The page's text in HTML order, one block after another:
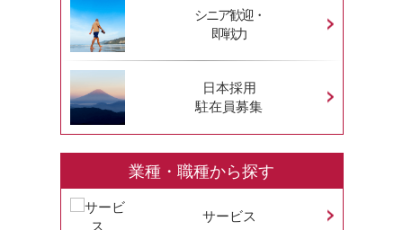
シニア歓迎・
即戦力
日本採用
駐在員募集
業種・職種から探す
サービス